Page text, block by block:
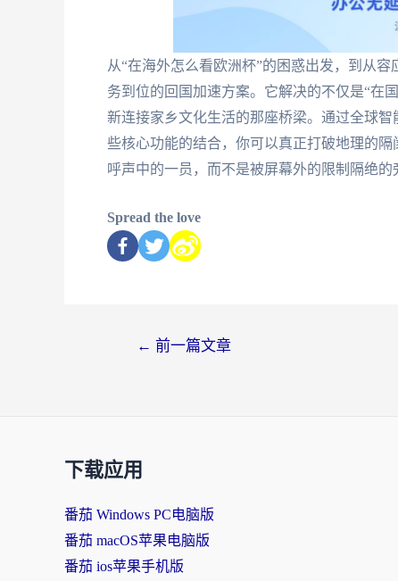
从“在海外怎么看欧洲杯”的困惑出发，到从
务到位的回国加速方案。它解决的不仅是“在
新连接家乡文化生活的那座桥梁。通过全球
些核心功能的结合，你可以真正打破地理的
呼声中的一员，而不是被屏幕外的限制隔绝的
Spread the love
← 前一篇文章
下载应用
番茄 Windows PC电脑版
番茄 macOS苹果电脑版
番茄 ios苹果手机版